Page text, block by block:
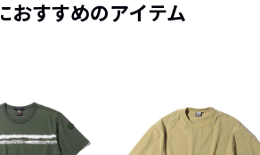
おすすめのアイテム